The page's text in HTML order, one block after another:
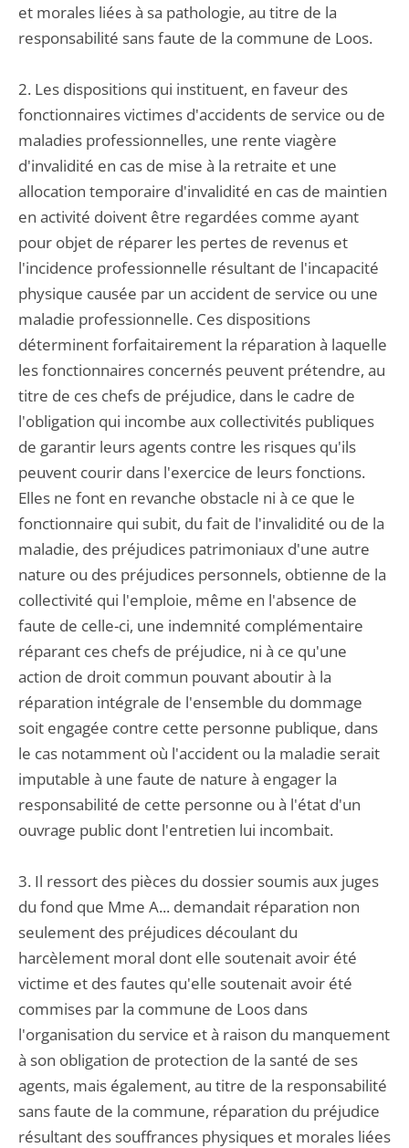
et morales liées à sa pathologie, au titre de la
responsabilité sans faute de la commune de Loos.
2. Les dispositions qui instituent, en faveur des
fonctionnaires victimes d'accidents de service ou de
maladies professionnelles, une rente viagère
d'invalidité en cas de mise à la retraite et une
allocation temporaire d'invalidité en cas de maintien
en activité doivent être regardées comme ayant
pour objet de réparer les pertes de revenus et
l'incidence professionnelle résultant de l'incapacité
physique causée par un accident de service ou une
maladie professionnelle. Ces dispositions
déterminent forfaitairement la réparation à laquelle
les fonctionnaires concernés peuvent prétendre, au
titre de ces chefs de préjudice, dans le cadre de
l'obligation qui incombe aux collectivités publiques
de garantir leurs agents contre les risques qu'ils
peuvent courir dans l'exercice de leurs fonctions.
Elles ne font en revanche obstacle ni à ce que le
fonctionnaire qui subit, du fait de l'invalidité ou de la
maladie, des préjudices patrimoniaux d'une autre
nature ou des préjudices personnels, obtienne de la
collectivité qui l'emploie, même en l'absence de
faute de celle-ci, une indemnité complémentaire
réparant ces chefs de préjudice, ni à ce qu'une
action de droit commun pouvant aboutir à la
réparation intégrale de l'ensemble du dommage
soit engagée contre cette personne publique, dans
le cas notamment où l'accident ou la maladie serait
imputable à une faute de nature à engager la
responsabilité de cette personne ou à l'état d'un
ouvrage public dont l'entretien lui incombait.
3. Il ressort des pièces du dossier soumis aux juges
du fond que Mme A... demandait réparation non
seulement des préjudices découlant du
harcèlement moral dont elle soutenait avoir été
victime et des fautes qu'elle soutenait avoir été
commises par la commune de Loos dans
l'organisation du service et à raison du manquement
à son obligation de protection de la santé de ses
agents, mais également, au titre de la responsabilité
sans faute de la commune, réparation du préjudice
résultant des souffrances physiques et morales liées